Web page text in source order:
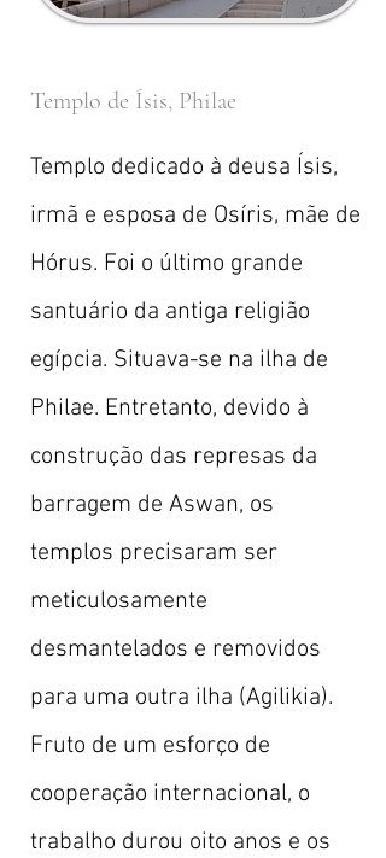
Templo de Ísis, Philae
Templo dedicado à deusa Ísis,
irmã e esposa de Osíris, mãe de
Hórus. Foi o último grande
santuário da antiga religião
egípcia. Situava-se na ilha de
Philae. Entretanto, devido à
construção das represas da
barragem de Aswan, os
templos precisaram ser
meticulosamente
desmantelados e removidos
para uma outra ilha (Agilikia).
Fruto de um esforço de
cooperação internacional, o
trabalho durou oito anos e os